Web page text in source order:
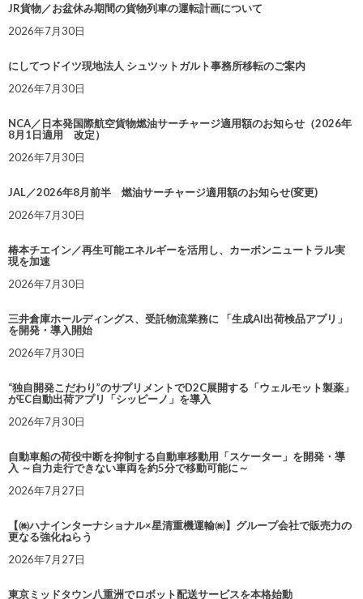
JR貨物／お盆休み期間の貨物列車の運転計画について
2026年7月30日
にしてつドイツ現地法人 シュツットガルト事務所移転のご案内
2026年7月30日
NCA／日本発国際航空貨物燃油サーチャージ適用額のお知らせ（2026年
8月1日適用 改定）
2026年7月30日
JAL／2026年8月前半 燃油サーチャージ適用額のお知らせ(変更)
2026年7月30日
椿本チエイン／再生可能エネルギーを活用し、カーボンニュートラル実
現を加速
2026年7月30日
三井倉庫ホールディングス、受託物流業務に 「生成AI出荷検品アプリ」
を開発・導入開始
2026年7月30日
“独自開発こだわり”のサプリメントでD2C展開する「ウェルモット製薬」
がEC自動出荷アプリ「シッピーノ」を導入
2026年7月30日
自動車船の荷役中断を抑制する自動車移動用「スケーター」を開発・導
入 ～自力走行できない車両を約5分で移動可能に～
2026年7月27日
【㈱ハナインターナショナル×星清重機運輸㈱】グループ会社で販売力の
更なる強化ねらう
2026年7月27日
東京ミッドタウン八重洲でロボット配送サービスを本格始動